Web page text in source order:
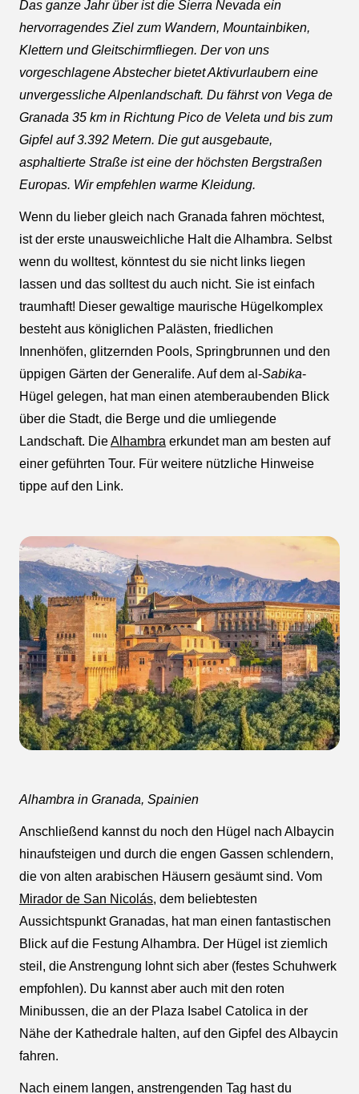
Das ganze Jahr über ist die Sierra Nevada ein
hervorragendes Ziel zum Wandern, Mountainbiken,
Klettern und Gleitschirmfliegen. Der von uns
vorgeschlagene Abstecher bietet Aktivurlaubern eine
unvergessliche Alpenlandschaft. Du fährst von Vega de
Granada 35 km in Richtung Pico de Veleta und bis zum
Gipfel auf 3.392 Metern. Die gut ausgebaute,
asphaltierte Straße ist eine der höchsten Bergstraßen
Europas. Wir empfehlen warme Kleidung.
Wenn du lieber gleich nach Granada fahren möchtest,
ist der erste unausweichliche Halt die Alhambra. Selbst
wenn du wolltest, könntest du sie nicht links liegen
lassen und das solltest du auch nicht. Sie ist einfach
traumhaft! Dieser gewaltige maurische Hügelkomplex
besteht aus königlichen Palästen, friedlichen
Innenhöfen, glitzernden Pools, Springbrunnen und den
üppigen Gärten der Generalife. Auf dem al-Sabika-
Hügel gelegen, hat man einen atemberaubenden Blick
über die Stadt, die Berge und die umliegende
Landschaft. DieAlhambra erkundet man am besten auf
einer geführten Tour. Für weitere nützliche Hinweise
tippe auf den Link.
Alhambra in Granada, Spainien
Anschließend kannst du noch den Hügel nach Albaycin
hinaufsteigen und durch die engen Gassen schlendern,
die von alten arabischen Häusern gesäumt sind. Vom
Mirador de San Nicolás, dem beliebtesten
Aussichtspunkt Granadas, hat man einen fantastischen
Blick auf die Festung Alhambra. Der Hügel ist ziemlich
steil, die Anstrengung lohnt sich aber (festes Schuhwerk
empfohlen). Du kannst aber auch mit den roten
Minibussen, die an der Plaza Isabel Catolica in der
Nähe der Kathedrale halten, auf den Gipfel des Albaycin
fahren.
Nach einem langen, anstrengenden Tag hast du